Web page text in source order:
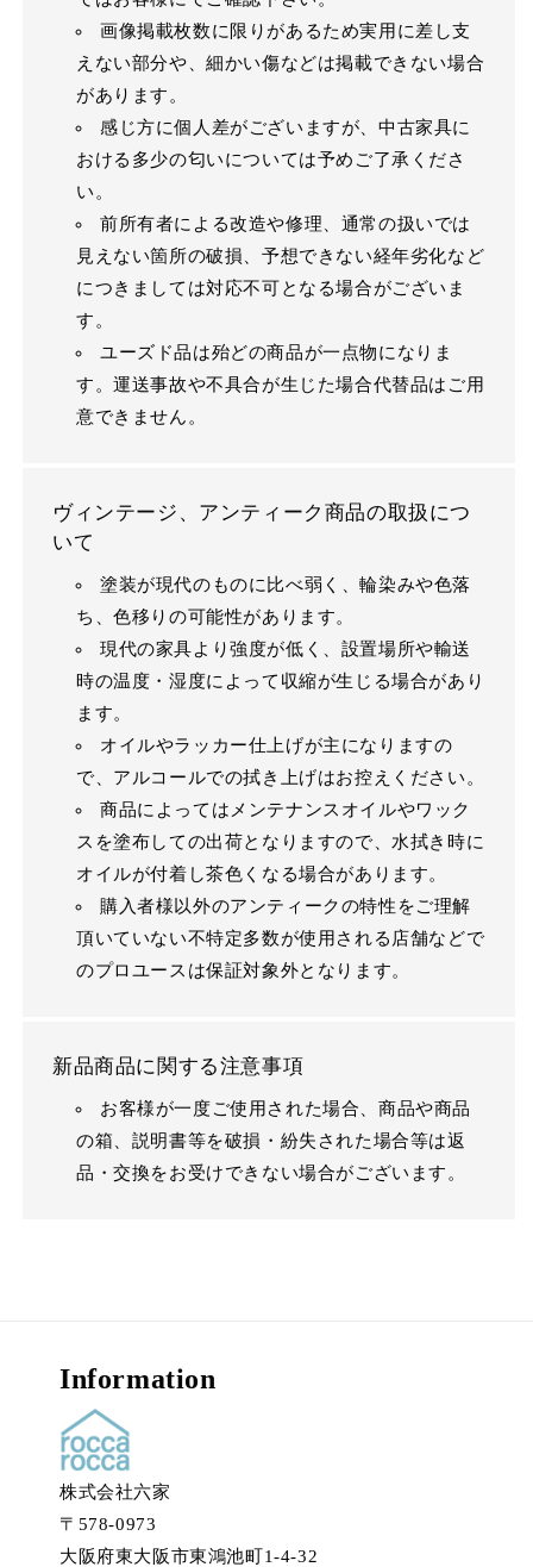
画像掲載枚数に限りがあるため実用に差し支
えない部分や、細かい傷などは掲載できない場合
があります。
感じ方に個人差がございますが、中古家具に
おける多少の匂いについては予めご了承くださ
い。
前所有者による改造や修理、通常の扱いでは
見えない箇所の破損、予想できない経年劣化など
につきましては対応不可となる場合がございま
す。
ユーズド品は殆どの商品が一点物になりま
す。運送事故や不具合が生じた場合代替品はご用
意できません。
ヴィンテージ、アンティーク商品の取扱につ
いて
塗装が現代のものに比べ弱く、輪染みや色落
ち、色移りの可能性があります。
現代の家具より強度が低く、設置場所や輸送
時の温度・湿度によって収縮が生じる場合があり
ます。
オイルやラッカー仕上げが主になりますの
で、アルコールでの拭き上げはお控えください。
商品によってはメンテナンスオイルやワック
スを塗布しての出荷となりますので、水拭き時に
オイルが付着し茶色くなる場合があります。
購入者様以外のアンティークの特性をご理解
頂いていない不特定多数が使用される店舗などで
のプロユースは保証対象外となります。
新品商品に関する注意事項
お客様が一度ご使用された場合、商品や商品
の箱、説明書等を破損・紛失された場合等は返
品・交換をお受けできない場合がございます。
Information
株式会社六家
〒578-0973
大阪府東大阪市東鴻池町1-4-32